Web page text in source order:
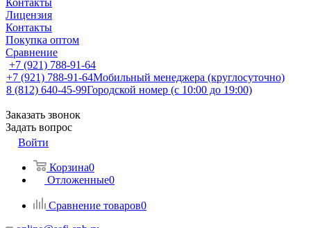
Контакты
Лицензия
Контакты
Покупка оптом
Сравнение
+7 (921) 788-91-64
+7 (921) 788-91-64Мобильный менеджера (круглосуточно)
8 (812) 640-45-99Городской номер (с 10:00 до 19:00)
Заказать звонок
Задать вопрос
Войти
Корзина0
Отложенные0
Сравнение товаров0